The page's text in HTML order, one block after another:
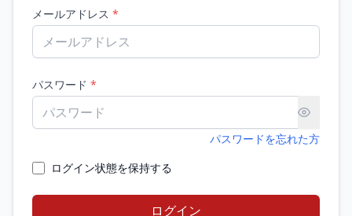
メールアドレス *
パスワード *
パスワードを忘れた方
ログイン状態を保持する
ログイン